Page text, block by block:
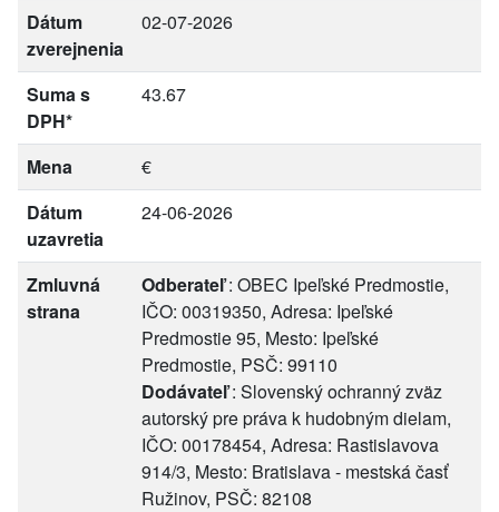
Dátum
zverejnenia
02-07-2026
Suma s
DPH*
43.67
Mena
€
Dátum
uzavretia
24-06-2026
Zmluvná
strana
Odberateľ: OBEC Ipeľské Predmostie,
IČO: 00319350, Adresa: Ipeľské
Predmostie 95, Mesto: Ipeľské
Predmostie, PSČ: 99110
Dodávateľ: Slovenský ochranný zväz
autorský pre práva k hudobným dielam,
IČO: 00178454, Adresa: Rastislavova
914/3, Mesto: Bratislava - mestská časť
Ružinov, PSČ: 82108